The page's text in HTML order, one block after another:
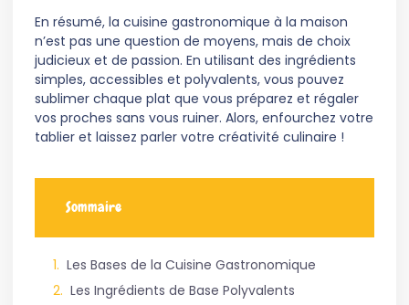
En résumé, la cuisine gastronomique à la maison
n’est pas une question de moyens, mais de choix
judicieux et de passion. En utilisant des ingrédients
simples, accessibles et polyvalents, vous pouvez
sublimer chaque plat que vous préparez et régaler
vos proches sans vous ruiner. Alors, enfourchez votre
tablier et laissez parler votre créativité culinaire !
Sommaire
Les Bases de la Cuisine Gastronomique
Les Ingrédients de Base Polyvalents